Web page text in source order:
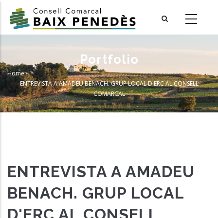
main
Portfolio
Breadcrumb
Home-
ENTREVISTA A AMADEU BENACH. GRUP LOCAL D'ERC AL CONSELL
COMARCAL
ENTREVISTA A AMADEU
BENACH. GRUP LOCAL
D'ERC AL CONSELL